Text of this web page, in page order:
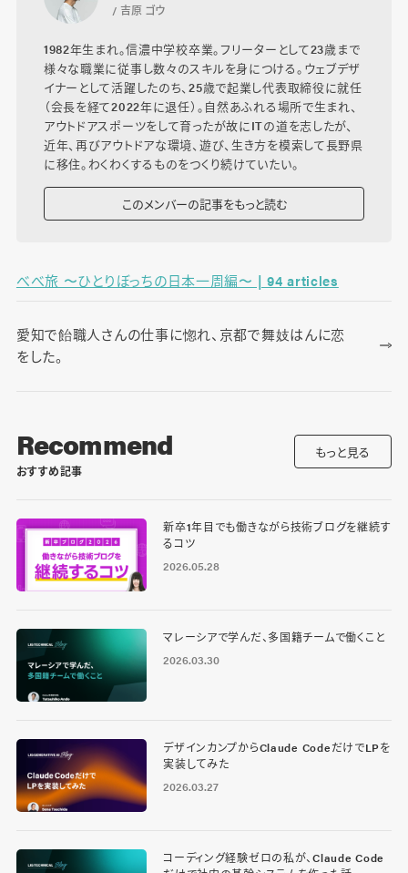
/ 吉原 ゴウ
1982年生まれ。信濃中学校卒業。フリーターとして23歳まで
様々な職業に従事し数々のスキルを身につける。ウェブデザ
イナーとして活躍したのち、25歳で起業し代表取締役に就任
（会長を経て2022年に退任）。自然あふれる場所で生まれ、
アウトドアスポーツをして育ったが故にITの道を志したが、
近年、再びアウトドアな環境、遊び、生き方を模索して長野県
に移住。わくわくするものをつくり続けていたい。
このメンバーの記事をもっと読む
べべ旅 〜ひとりぼっちの日本一周編〜 | 94 articles
愛知で飴職人さんの仕事に惚れ、京都で舞妓はんに恋
をした。
Recommend
おすすめ記事
もっと見る
新卒1年目でも働きながら技術ブログを継続す
るコツ
2026.05.28
マレーシアで学んだ、多国籍チームで働くこと
2026.03.30
デザインカンプからClaude CodeだけでLPを
実装してみた
2026.03.27
コーディング経験ゼロの私が、Claude Code